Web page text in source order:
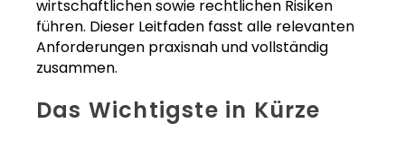
wirtschaftlichen sowie rechtlichen Risiken
führen. Dieser Leitfaden fasst alle relevanten
Anforderungen praxisnah und vollständig
zusammen.
Das Wichtigste in Kürze